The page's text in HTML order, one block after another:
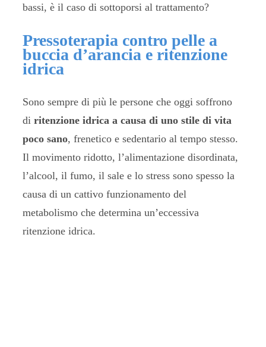
bassi, è il caso di sottoporsi al trattamento?
Pressoterapia contro pelle a
buccia d’arancia e ritenzione
idrica
Sono sempre di più le persone che oggi soffrono
diritenzione idrica a causa di uno stile di vita
poco sano, frenetico e sedentario al tempo stesso.
Il movimento ridotto, l’alimentazione disordinata,
l’alcool, il fumo, il sale e lo stress sono spesso la
causa di un cattivo funzionamento del
metabolismo che determina un’eccessiva
ritenzione idrica.